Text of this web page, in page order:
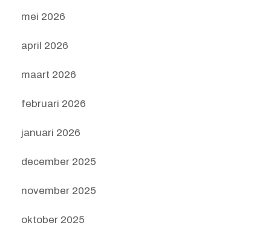
mei 2026
april 2026
maart 2026
februari 2026
januari 2026
december 2025
november 2025
oktober 2025